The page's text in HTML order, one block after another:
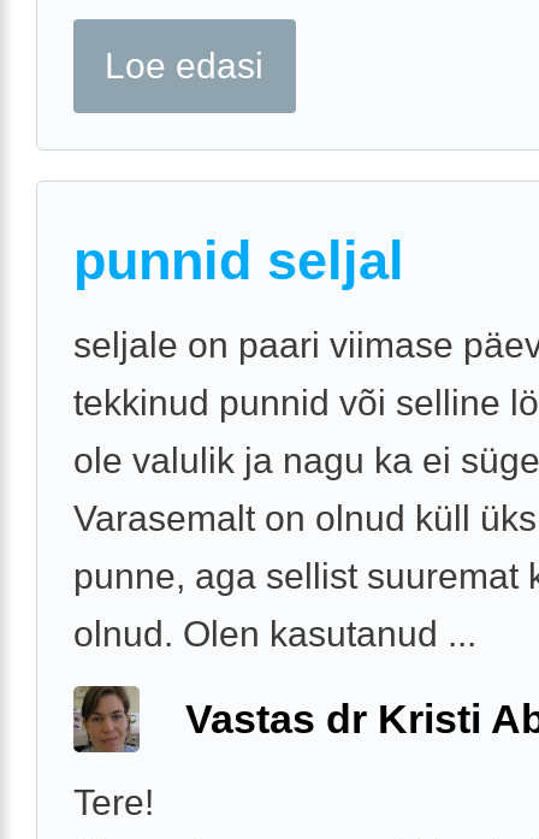
Loe edasi
punnid seljal
seljale on paari viimase
tekkinud punnid või selline
ole valulik ja nagu ka ei
Varasemalt on olnud küll
punne, aga sellist suuremat
olnud. Olen kasutanud ...
Vastas dr Kristi
Tere!